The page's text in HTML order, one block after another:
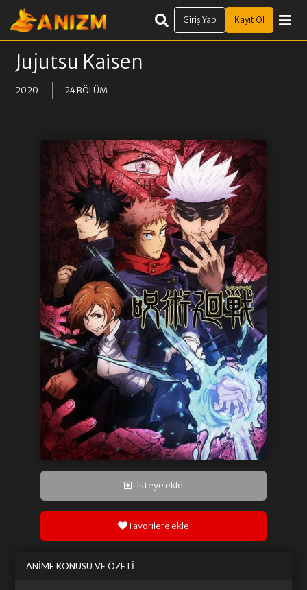
Giriş Yap Kayıt Ol
Jujutsu Kaisen
2020 24 BÖLÜM
ANIME KONUSU VE ÖZETI
Listeye ekle
Favorilere ekle